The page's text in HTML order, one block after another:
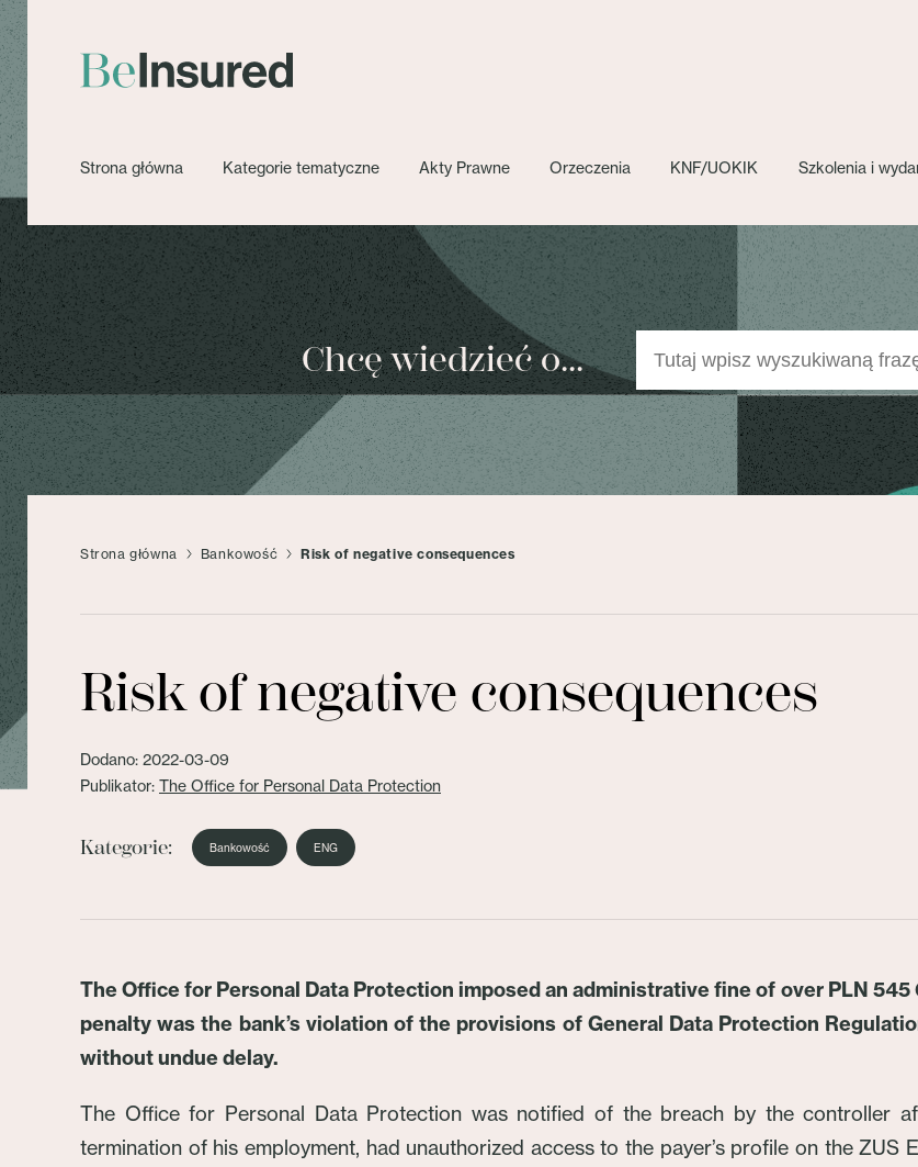
Strona główna Kategorie tematyczne Akty Prawne Orzeczenia KNF/UOKIK Szkolenia i
Chcę wiedzieć o...
Strona główna Bankowość Risk of negative consequences
Risk of negative consequences
Dodano: 2022-03-09
Publikator: The Office for Personal Data Protection
Kategorie: Bankowość ENG
The Office for Personal Data Protection imposed an administrative fine of over PLN
penalty was the bank’s violation of the provisions of General Data Protection
without undue delay.
The Office for Personal Data Protection was notified of the breach by the controller
termination of his employment, had unauthorized access to the payer’s profile on the ZUS